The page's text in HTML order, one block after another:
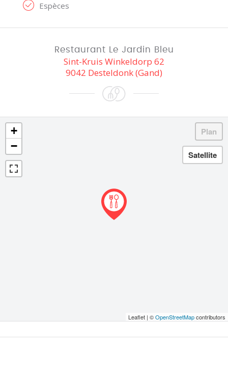
Espèces
Restaurant Le Jardin Bleu
Sint-Kruis Winkeldorp 62
9042 Desteldonk (Gand)
+
−
Leaflet | ©OpenStreetMapcontributors